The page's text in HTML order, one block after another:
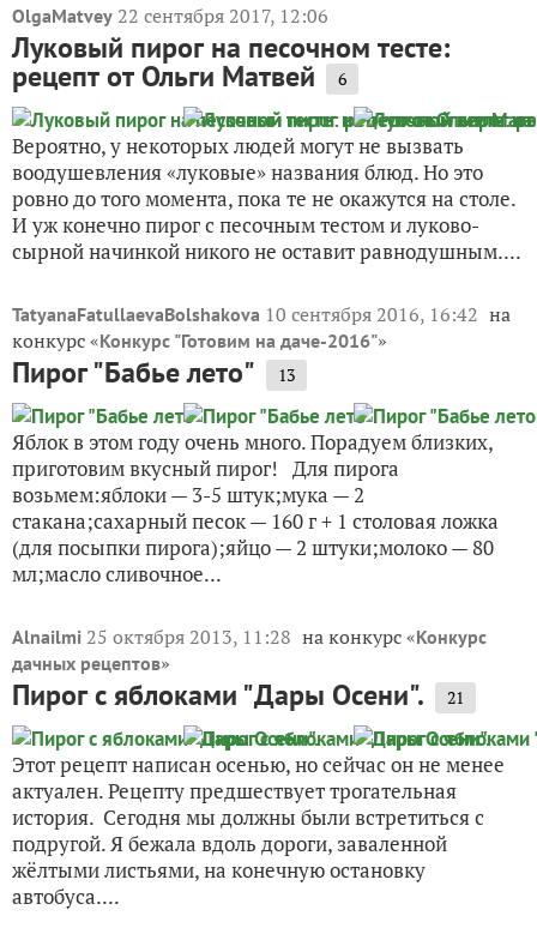
OlgaMatvey 22 сентября 2017, 12:06
Луковый пирог на песочном тесте:
рецепт от Ольги Матвей 6
Вероятно, у некоторых людей могут не вызвать
воодушевления «луковые» названия блюд. Но это
ровно до того момента, пока те не окажутся на столе.
И уж конечно пирог с песочным тестом и луково-
сырной начинкой никого не оставит равнодушным....
TatyanaFatullaevaBolshakova 10 сентября 2016, 16:42 на
конкурс «Конкурс "Готовим на даче-2016"»
Пирог "Бабье лето" 13
Яблок в этом году очень много. Порадуем близких,
приготовим вкусный пирог! Для пирога
возьмем:яблоки — 3-5 штук;мука — 2
стакана;сахарный песок — 160 г + 1 столовая ложка
(для посыпки пирога);яйцо — 2 штуки;молоко — 80
мл;масло сливочное...
Alnailmi 25 октября 2013, 11:28 на конкурс «Конкурс
дачных рецептов»
Пирог с яблоками "Дары Осени". 21
Этот рецепт написан осенью, но сейчас он не менее
актуален. Рецепту предшествует трогательная
история. Сегодня мы должны были встретиться с
подругой. Я бежала вдоль дороги, заваленной
жёлтыми листьями, на конечную остановку
автобуса....